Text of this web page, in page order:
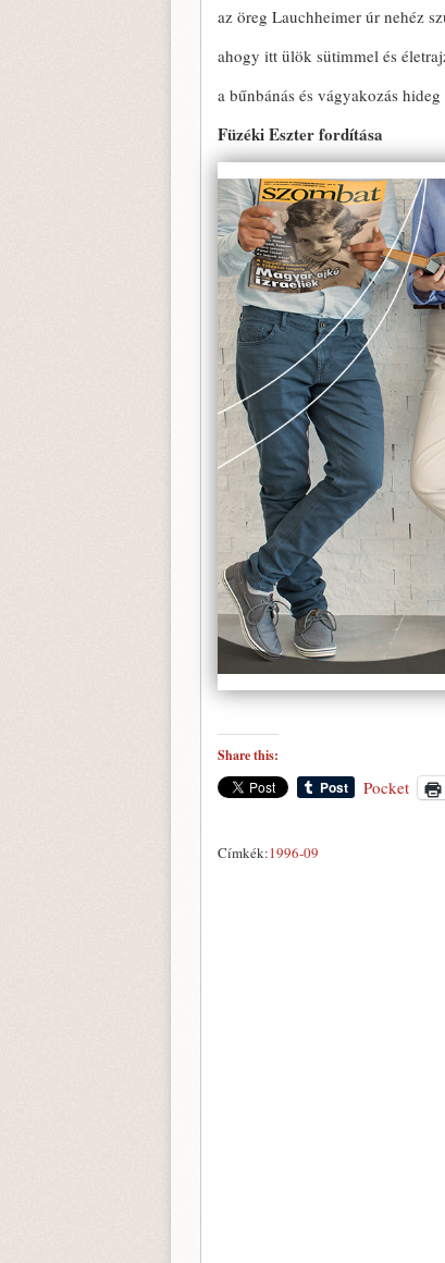
az öreg Lauchheimer úr nehéz
ahogy itt ülök sütimmel és
a bűnbánás és vágyakozás hideg
Füzéki Eszter fordítása
Share this:
Pocket
Címkék:1996-09